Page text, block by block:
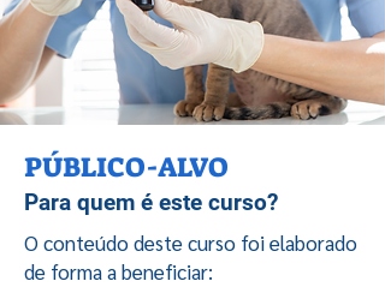
PÚBLICO-ALVO
Para quem é este curso?
O conteúdo deste curso foi elaborado
de forma a beneficiar: